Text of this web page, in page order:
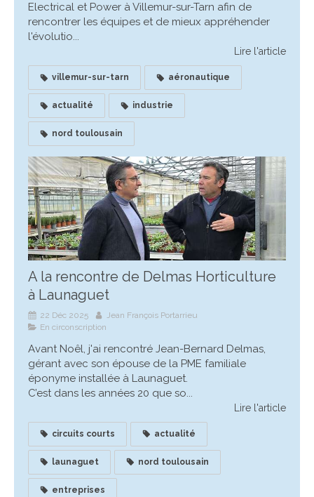
Electrical et Power à Villemur-sur-Tarn afin de
rencontrer les équipes et de mieux appréhender
l'évolutio...
Lire l'article
villemur-sur-tarn aéronautique
actualité industrie
nord toulousain
A la rencontre de Delmas Horticulture
à Launaguet
22 Déc 2025
Jean François Portarrieu
En circonscription
Avant Noêl, j'ai rencontré Jean-Bernard Delmas,
gérant avec son épouse de la PME familiale
éponyme installée à Launaguet.
C’est dans les années 20 que so...
Lire l'article
circuits courts actualité
launaguet nord toulousain
entreprises